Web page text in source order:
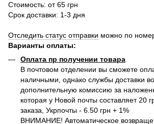
Стоимость: от 65 грн
Срок доставки: 1-3 дня
Отследить статус отправки можно по
Варианты оплаты:
Оплата пр получении товара
В почтовом отделении вы сможете
наличными, однако службы доставки
дополнительную комиссию за
которая у Новой почты составляет 20
заказа, Укрпочты - 6.50 грн + 1%
ВНИМАНИЕ! Автоматическое